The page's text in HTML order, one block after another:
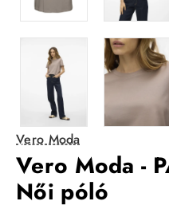
Vero Moda
Vero Moda -
Női póló